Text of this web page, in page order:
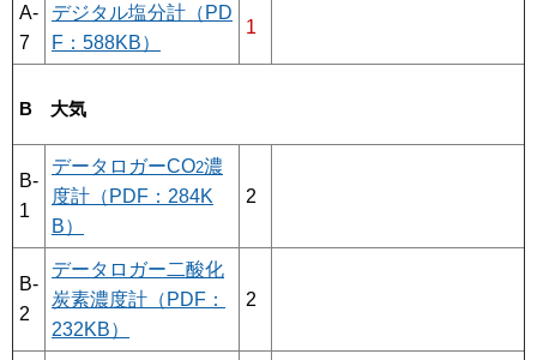
A-
7
デジタル塩分計（PD
F：588KB）
1
B 大気
B-
1
データロガーCO2濃
度計（PDF：284K
B）
2
B-
2
データロガー二酸化
炭素濃度計（PDF：
232KB）
2